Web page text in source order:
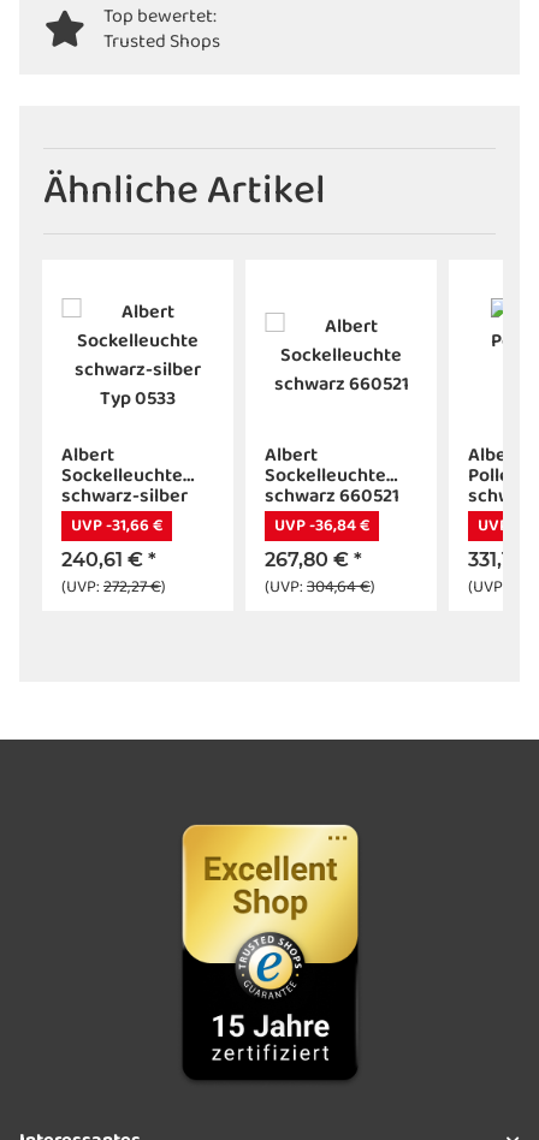
Top bewertet:
Trusted Shops
Ähnliche Artikel
Albert
Sockelleuchte
schwarz-silber
Typ 0533
UVP -31,66 €
240,61 € *
(UVP:272,27 €)
Albert
Sockelleuchte
schwarz 660521
UVP -36,84 €
267,80 € *
(UVP:304,64 €)
Albert
UVP -
331,17
(UVP: